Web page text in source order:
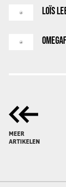
LOÏS
MEER
ARTIKELEN